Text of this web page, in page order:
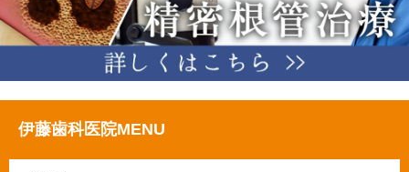
伊藤歯科医院MENU